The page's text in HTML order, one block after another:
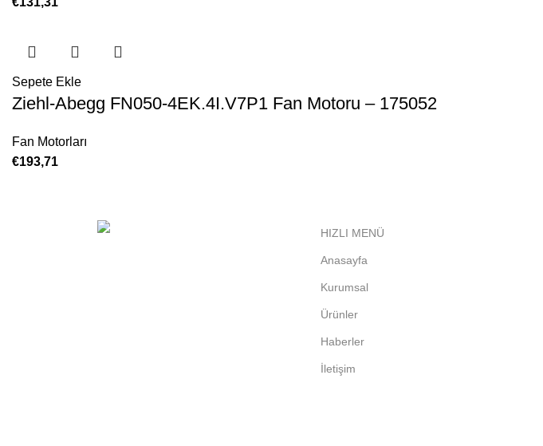
Sepete Ekle
Ziehl-Abegg FN050-4EK.4I.V7P1 Fan Motoru – 175052
Fan Motorları
€193,71
HIZLI MENÜ
Anasayfa
Kurumsal
Ürünler
Haberler
İletişim